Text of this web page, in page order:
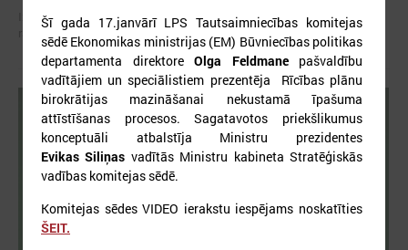
Izmaiņas siltumenerģijas apgādes tarifu aprēķināšanas metodikā var
radīt būtiskus riskus
Šī gada 17.janvārī LPS Tautsaimniecības komitejas
sēdē Ekonomikas ministrijas (EM) Būvniecības politikas
departamenta direktore Olga Feldmanepašvaldību
vadītājiem un speciālistiem prezentēja Rīcības plānu
birokrātijas mazināšanai nekustamā īpašuma
attīstīšanas procesos. Sagatavotos priekšlikumus
konceptuāli atbalstīja Ministru prezidentes
Evikas Siliņas vadītās Ministru kabineta Stratēģiskās
vadības komitejas sēdē.
Komitejas sēdes VIDEO ierakstu iespējams noskatīties
ŠEIT.